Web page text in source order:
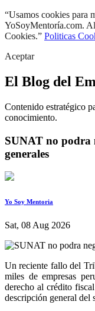
“Usamos cookies para
YoSoyMentoría.com.
Cookies.” Politicas
Aceptar
El Blog del
Contenido estratégico
conocimiento.
SUNAT no podra
generales
Yo Soy Mentoria
Sat, 08 Aug 2026
Un reciente fallo del
miles de empresas
derecho al crédito
descripción general del